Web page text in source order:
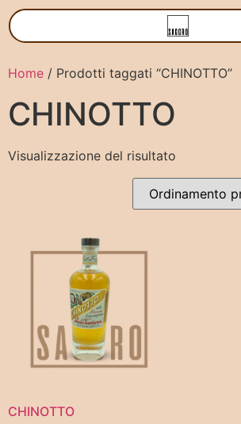
Home / Prodotti taggati “CHINOTTO”
CHINOTTO
Visualizzazione del risultato
CHINOTTO